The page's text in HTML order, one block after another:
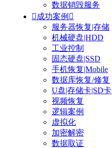
数据销毁服务
 成功案例 
服务器恢复|存储
机械硬盘|HDD
工业控制
固态硬盘|SSD
手机恢复|Mobile
数据库恢复/修复
U盘|存储卡|SD卡
视频恢复
逻辑案例
虚拟化
加密解密
数据取证